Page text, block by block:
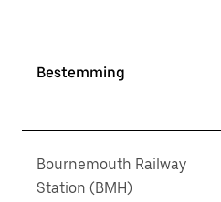
Bestemming
Bournemouth Railway
Station (BMH)